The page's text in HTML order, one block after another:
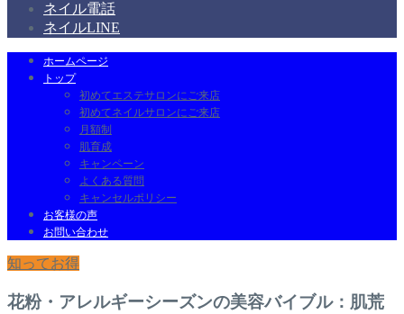
ネイル電話
ネイルLINE
ホームページ
トップ
初めてエステサロンにご来店
初めてネイルサロンにご来店
月額制
肌育成
キャンペーン
よくある質問
キャンセルポリシー
お客様の声
お問い合わせ
知ってお得
花粉・アレルギーシーズンの美容バイブル：肌荒